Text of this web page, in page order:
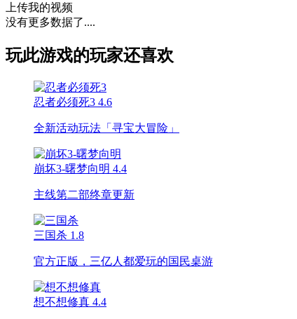
上传我的视频
没有更多数据了....
玩此游戏的玩家还喜欢
忍者必须死3 4.6
全新活动玩法「寻宝大冒险」
崩坏3-曙梦向明 4.4
主线第二部终章更新
三国杀 1.8
官方正版，三亿人都爱玩的国民桌游
想不想修真 4.4